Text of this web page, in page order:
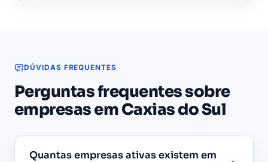
DÚVIDAS FREQUENTES
Perguntas frequentes sobre
empresas em Caxias do Sul
Quantas empresas ativas existem em